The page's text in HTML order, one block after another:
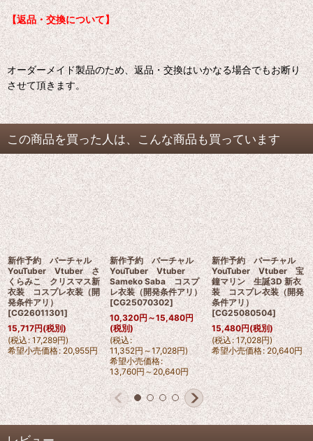
【返品・交換について】
オーダーメイド製品のため、返品・交換はいかなる場合でもお断り
させて頂きます。
この商品を買った人は、こんな商品も買っています
新作予約 バーチャル
YouTuber Vtuber さ
くらみこ クリスマス新
衣装 コスプレ衣装（開
発条件アリ）
[CG26011301]
15,717円(税別)
(税込: 17,289円)
希望小売価格: 20,955円
新作予約 バーチャル
YouTuber Vtuber
Sameko Saba コスプ
レ衣装（開発条件アリ）
[CG25070302]
10,320円～15,480円
(税別)
(税込:
11,352円～17,028円)
希望小売価格:
13,760円～20,640円
新作予約 バーチャル
YouTuber Vtuber 宝
鐘マリン 生誕3D 新衣
装 コスプレ衣装（開発
条件アリ）
[CG25080504]
15,480円(税別)
(税込: 17,028円)
希望小売価格: 20,640円